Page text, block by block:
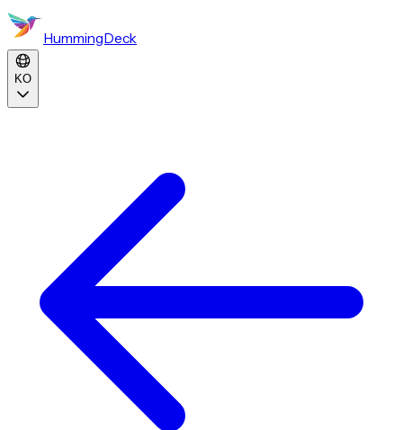
HummingDeck
KO